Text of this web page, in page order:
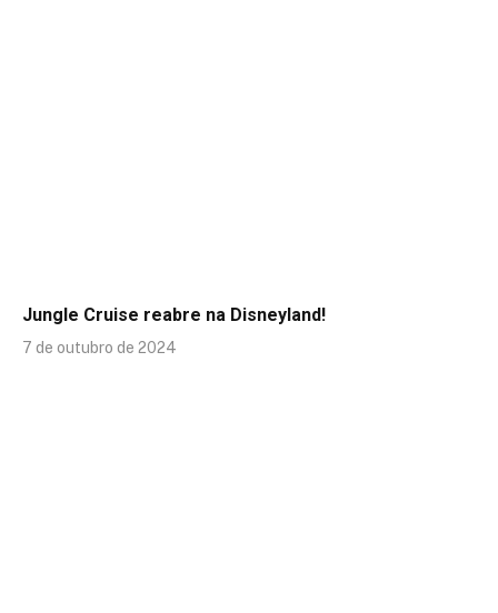
Jungle Cruise reabre na Disneyland!
7 de outubro de 2024